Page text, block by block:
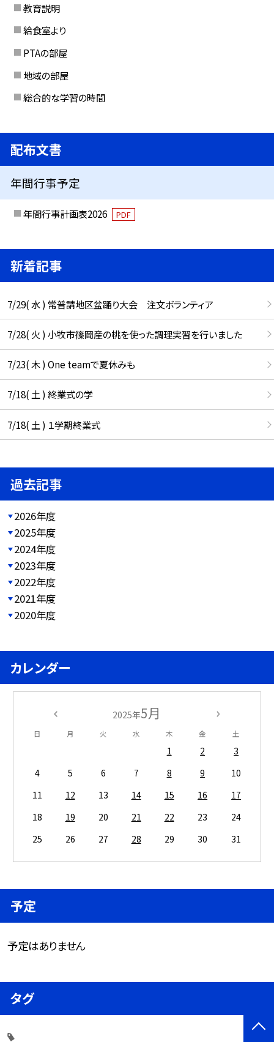
教育説明
給食室より
PTAの部屋
地域の部屋
総合的な学習の時間
配布文書
年間行事予定
年間行事計画表2026 PDF
新着記事
7/29( 水 ) 常普請地区盆踊り大会 注文ボランティア
7/28( 火 ) 小牧市篠岡産の桃を使った調理実習を行いました
7/23( 木 ) One teamで夏休みも
7/18( 土 ) 終業式の学
7/18( 土 ) １学期終業式
過去記事
2026年度
2025年度
2024年度
2023年度
2022年度
2021年度
2020年度
カレンダー
2025年5月
日 月 火 水 木 金 土
1 2
3
4
5 6 7 8 9
10
11
12 13 14 15 16
17
18
19 20 21 22 23
24
25
26 27 28 29 30 31
予定
予定はありません
タグ